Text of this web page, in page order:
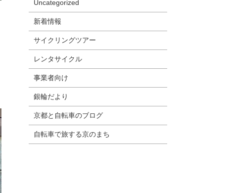
Uncategorized
新着情報
サイクリングツアー
レンタサイクル
事業者向け
銀輪だより
京都と自転車のブログ
自転車で旅する京のまち